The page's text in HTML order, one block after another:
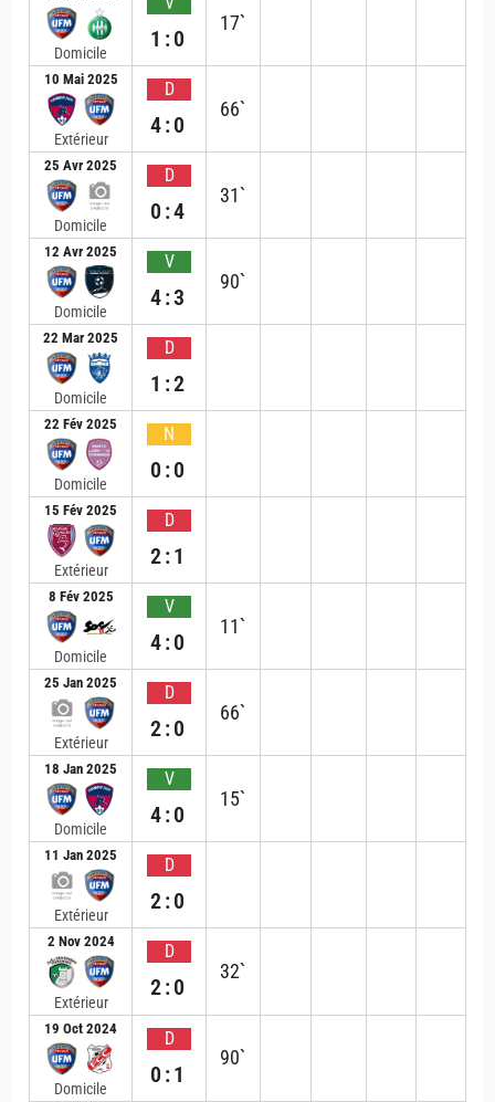
Domicile
1:0
17`
10 Mai 2025
Extérieur
D
4:0
66`
25 Avr 2025
Domicile
D
0:4
31`
12 Avr 2025
Domicile
V
4:3
90`
22 Mar 2025
Domicile
D
1:2
22 Fév 2025
Domicile
N
0:0
15 Fév 2025
Extérieur
D
2:1
8 Fév 2025
Domicile
V
4:0
11`
25 Jan 2025
Extérieur
D
2:0
66`
18 Jan 2025
Domicile
V
4:0
15`
11 Jan 2025
Extérieur
D
2:0
2 Nov 2024
Extérieur
D
2:0
32`
19 Oct 2024
Domicile
D
0:1
90`